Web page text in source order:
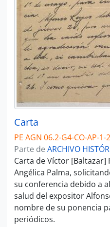
Carta
PE AGN 06.2-G4-CO-AP-1-
Parte de ARCHIVO
Carta de Víctor [Baltazar]
Angélica Palma,
su conferencia debido a
salud del expositor
nombre de su ponencia
periódicos.